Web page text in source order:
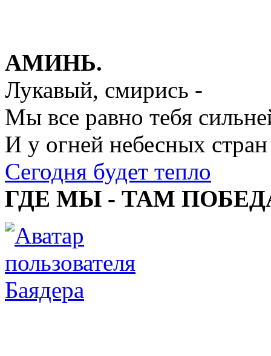
АМИНЬ.
Лукавый, смирись -
Мы все равно тебя
И у огней небесных стран
Сегодня будет тепло
ГДЕ МЫ - ТАМ
Баядера